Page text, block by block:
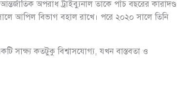
অপরাধ ট্রাইব্যুনাল তাকে পাঁচ বছরের কারাদণ্ড
আপিল বিভাগ বহাল রাখে। পরে ২০২০ সালে তিনি
সাক্ষ্য কতটুকু বিশ্বাসযোগ্য, যখন বাস্তবতা ও